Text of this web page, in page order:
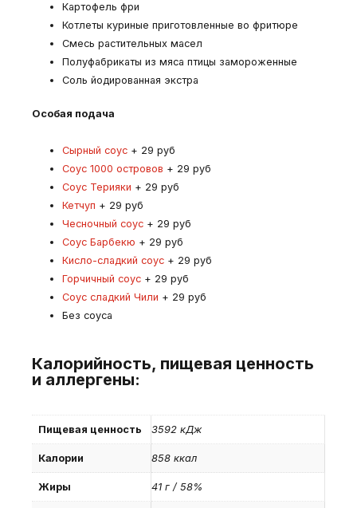
Картофель фри
Котлеты куриные приготовленные во фритюре
Смесь растительных масел
Полуфабрикаты из мяса птицы замороженные
Соль йодированная экстра
Особая подача
Сырный соус + 29 руб
Соус 1000 островов + 29 руб
Соус Терияки + 29 руб
Кетчуп + 29 руб
Чесночный соус + 29 руб
Соус Барбекю + 29 руб
Кисло-сладкий соус + 29 руб
Горчичный соус + 29 руб
Соус сладкий Чили + 29 руб
Без соуса
Калорийность, пищевая ценность
и аллергены:
Пищевая ценность 3592 кДж
Калории 858 ккал
Жиры 41 г / 58%